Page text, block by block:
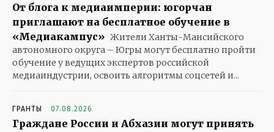
От блога к медиаимперии: югорчан
приглашают на бесплатное обучение в
«Медиакампус» Жители Ханты-Мансийского
автономного округа – Югры могут бесплатно пройти
обучение у ведущих экспертов российской
медиаиндустрии, освоить алгоритмы соцсетей и...
ГРАНТЫ 07.08.2026
Граждане России и Абхазии могут принять